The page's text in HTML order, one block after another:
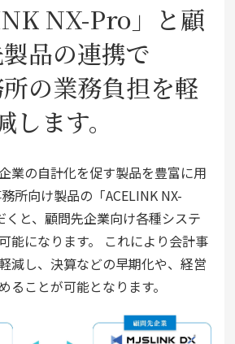
NX-Pro」と顧
品の連携で
の業務負担を軽
します。
業の自計化を促す製品を豊富に用
所向け製品の「ACELINK NX-
くと、顧問先企業向け各種システ
能になります。 これにより会計事
減し、決算などの早期化や、経営
ることが可能となります。